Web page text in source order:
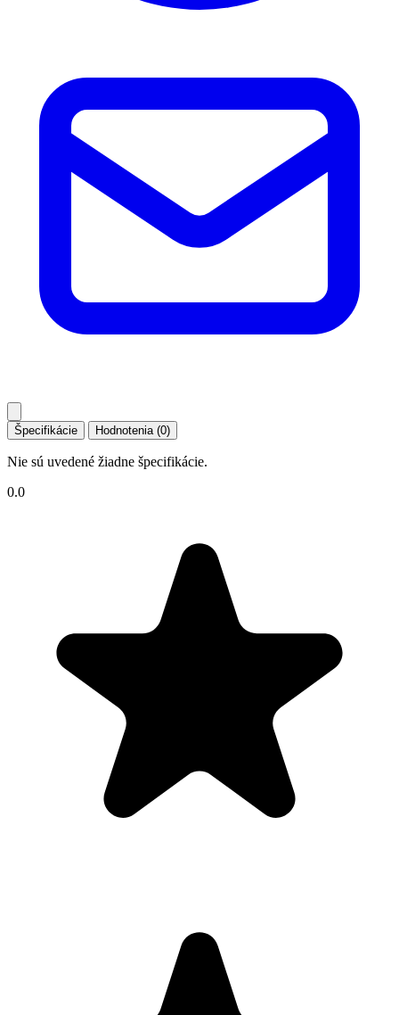
Špecifikácie Hodnotenia (0)
Nie sú uvedené žiadne špecifikácie.
0.0